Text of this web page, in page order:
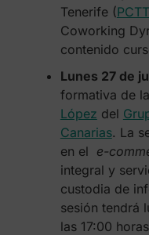
Tenerife (PCTT
Coworking
contenido
Lunes 27 de
formativa de
López del
Canarias. La
en el e-
integral y
custodia de
sesión tendrá
las 17:00